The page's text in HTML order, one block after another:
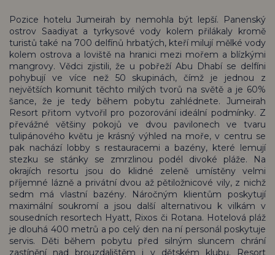
Pozice hotelu Jumeirah by nemohla být lepší. Panenský
ostrov Saadiyat a tyrkysové vody kolem přilákaly kromě
turistů také na 700 delfínů hrbatých, kteří milují mělké vody
kolem ostrova a loviště na hranici mezi mořem a blízkými
mangrovy. Vědci zjistili, že u pobřeží Abu Dhabí se delfíni
pohybují ve více než 50 skupinách, čímž je jednou z
největších komunit těchto milých tvorů na světě a je 60%
šance, že je tedy během pobytu zahlédnete. Jumeirah
Resort přitom vytvořil pro pozorování ideální podmínky. Z
převážné většiny pokojů ve dvou pavilonech ve tvaru
tulipánového květu je krásný výhled na moře, v centru se
pak nachází lobby s restauracemi a bazény, které lemují
stezku se stánky se zmrzlinou podél divoké pláže. Na
okrajích resortu jsou do klidné zeleně umístěny velmi
příjemné lázně a privátní dvou až pětiložnicové vily, z nichž
sedm má vlastní bazény. Náročným klientům poskytují
maximální soukromí a jsou další alternativou k vilkám v
sousedních resortech Hyatt, Rixos či Rotana. Hotelová pláž
je dlouhá 400 metrů a po celý den na ní personál poskytuje
servis. Děti během pobytu před silným sluncem chrání
zastínění nad brouzdalištěm i v dětském klubu. Resort